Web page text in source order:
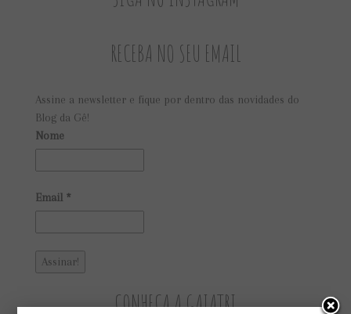
RECEBA NO SEU EMAIL
Assine a newsletter e fique por dentro das novidades do
Blog da Gê!
Nome
Email *
CONHEÇA A GAIATRI